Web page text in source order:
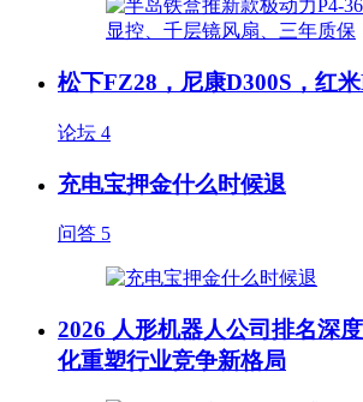
松下FZ28，尼康D300S，红
论坛 4
充电宝押金什么时候退
问答 5
2026 人形机器人公司排名深
化重塑行业竞争新格局